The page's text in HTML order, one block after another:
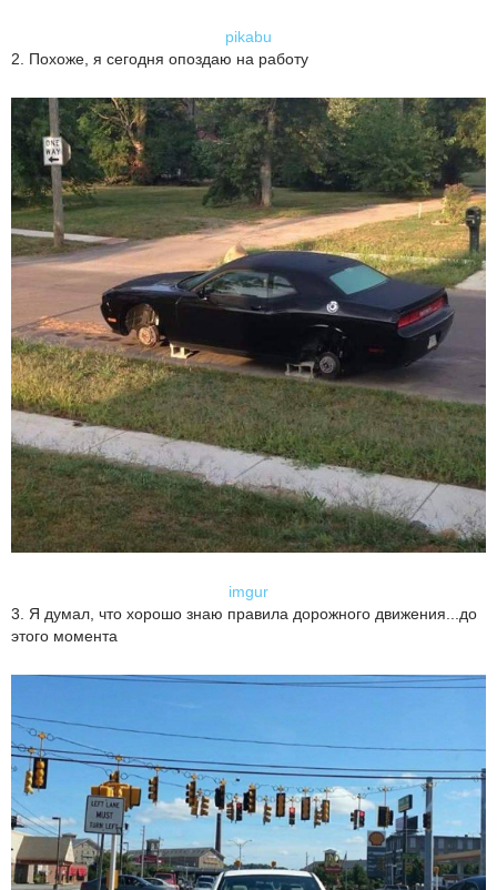
pikabu
2. Похоже, я сегодня опоздаю на работу
imgur
3. Я думал, что хорошо знаю правила дорожного движения...до
этого момента